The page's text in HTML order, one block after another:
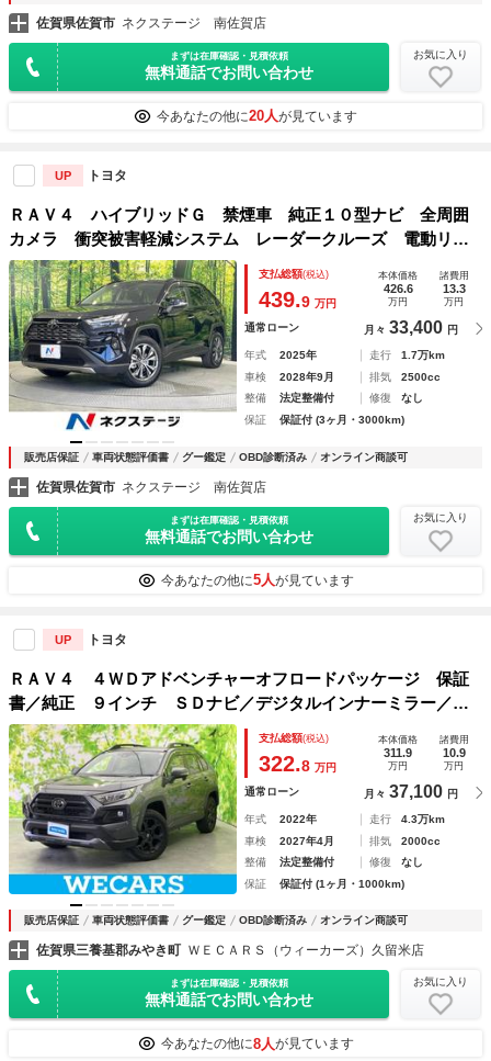
佐賀県佐賀市 ネクステージ 南佐賀店
まずは在庫確認・見積依頼
無料通話でお問い合わせ
お気に入り
今あなたの他に20人が見ています
UP トヨタ
ＲＡＶ４ ハイブリッドＧ 禁煙車 純正１０型ナビ 全周囲
カメラ 衝突被害軽減システム レーダークルーズ 電動リア
ゲート 前席シートエアコン メモリー機能付きパワーシー
ト コーナーセンサー フルセグＴＶ ＬＥＤヘッド ＥＴＣ
支払総額(税込)
439.9 万円
本体価格
426.6
万円
諸費用
13.3
万円
通常ローン 月々 33,400 円
年式 2025年 走行
1.7万km
車検
2028年9月 排気
2500cc
整備
法定整備付 修復
なし
保証
保証付 (3ヶ月・3000km)
販売店保証 車両状態評価書 グー鑑定 OBD診断済み オンライン商談可
佐賀県佐賀市 ネクステージ 南佐賀店
まずは在庫確認・見積依頼
無料通話でお問い合わせ
お気に入り
今あなたの他に5人が見ています
UP トヨタ
ＲＡＶ４ ４ＷＤアドベンチャーオフロードパッケージ 保証
書／純正 ９インチ ＳＤナビ／デジタルインナーミラー／衝
突安全装置／シートヒーター 前席／車線逸脱防止支援システ
ム／ドライブレコーダー 前後／ヘッドランプ ＨＩＤ／Ｂｌ
ｕｅｔｏｏｔｈ接続
支払総額(税込)
322.8 万円
本体価格
311.9
万円
諸費用
10.9
万円
通常ローン 月々 37,100 円
年式 2022年 走行
4.3万km
車検
2027年4月 排気
2000cc
整備
法定整備付 修復
なし
保証
保証付 (1ヶ月・1000km)
販売店保証 車両状態評価書 グー鑑定 OBD診断済み オンライン商談可
佐賀県三養基郡みやき町 ＷＥＣＡＲＳ（ウィーカーズ）久留米店
まずは在庫確認・見積依頼
無料通話でお問い合わせ
お気に入り
今あなたの他に8人が見ています